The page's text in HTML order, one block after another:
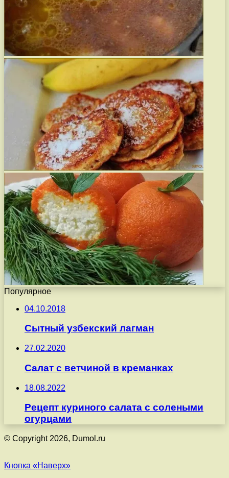
Популярное
04.10.2018
Сытный узбекский лагман
27.02.2020
Салат с ветчиной в креманках
18.08.2022
Рецепт куриного салата с солеными
огурцами
© Copyright 2026, Dumol.ru
Кнопка «Наверх»